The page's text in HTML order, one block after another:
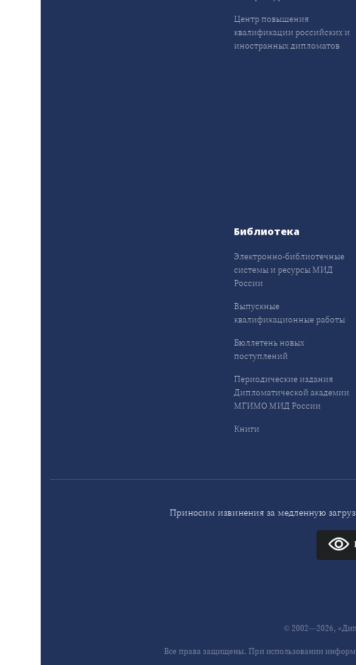
Центр повышения
квалификации российских и
иностранных дипломатов
Библиотека
Электронно-библиотечные
системы и ресурсы МИД
России
Выпускные
квалификационные работы
Бюллетень новых
поступлений
Периодические издания
Дипломатической академии
МГИМО МИД России
Книги
Приносим извинения за медленную
© 2002—2026,
Все права защищены. При использовании